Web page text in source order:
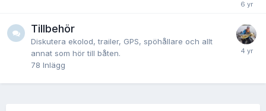
Tillbehör
Diskutera ekolod, trailer, GPS, spöhållare och allt
annat som hör till båten.
78 Inlägg